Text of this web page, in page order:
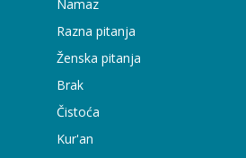
Namaz
Razna pitanja
Ženska pitanja
Brak
Čistoća
Kur'an